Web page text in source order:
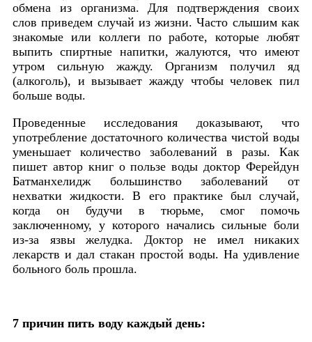
обмена из организма. Для подтверждения своих
слов приведем случай из жизни. Часто слышим как
знакомые или коллеги по работе, которые любят
выпить спиртные напитки, жалуются, что имеют
утром сильную жажду. Организм получил яд
(алкоголь), и вызывает жажду чтобы человек пил
больше воды.
Проведенные исследования доказывают, что
употребление достаточного количества чистой воды
уменьшает количество заболеваний в разы. Как
пишет автор книг о пользе воды доктор Ферейдун
Батманхелидж большинство заболеваний от
нехватки жидкости. В его практике был случай,
когда он будучи в тюрьме, смог помочь
заключенному, у которого начались сильные боли
из-за язвы желудка. Доктор не имел никаких
лекарств и дал стакан простой воды. На удивление
больного боль прошла.
7 причин пить воду каждый день: